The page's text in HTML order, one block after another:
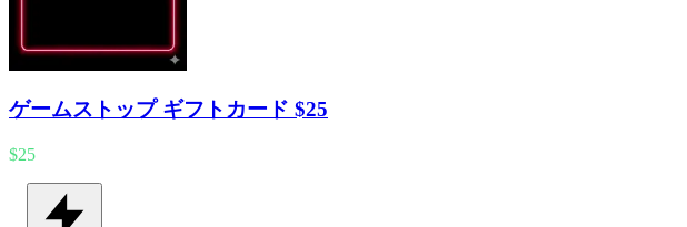
ゲームストップ ギフトカード $25
$25